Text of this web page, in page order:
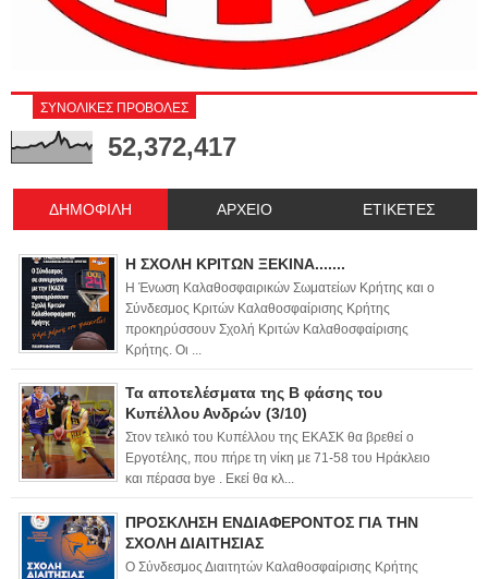
ΣΥΝΟΛΙΚΕΣ ΠΡΟΒΟΛΕΣ
52,372,417
ΔΗΜΟΦΙΛΗ ΑΡΧΕΙΟ ΕΤΙΚΕΤΕΣ
Η ΣΧΟΛΗ ΚΡΙΤΩΝ ΞΕΚΙΝΑ.......
Η Ένωση Καλαθοσφαιρικών Σωματείων Κρήτης και ο
Σύνδεσμος Κριτών Καλαθοσφαίρισης Κρήτης
προκηρύσσουν Σχολή Κριτών Καλαθοσφαίρισης
Κρήτης. Οι ...
Τα αποτελέσματα της Β φάσης του
Κυπέλλου Ανδρών (3/10)
Στον τελικό του Κυπέλλου της ΕΚΑΣΚ θα βρεθεί ο
Εργοτέλης, που πήρε τη νίκη με 71-58 του Ηράκλειο
και πέρασα bye . Εκεί θα κλ...
ΠΡΟΣΚΛΗΣΗ ΕΝΔΙΑΦΕΡΟΝΤΟΣ ΓΙΑ ΤΗΝ
ΣΧΟΛΗ ΔΙΑΙΤΗΣΙΑΣ
Ο Σύνδεσμος Διαιτητών Καλαθοσφαίρισης Κρήτης